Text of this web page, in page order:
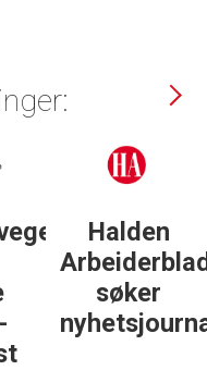
Halden
søker